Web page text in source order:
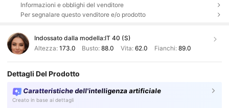
Informazioni e obblighi del venditore
Per segnalare questo venditore e/o prodotto
Indossato dalla modella:IT 40 (S)
Altezza: 173.0 Busto:88.0 Vita: 62.0 Fianchi: 89.0
Dettagli Del Prodotto
Caratteristiche dell'intelligenza artificiale
Creato in base ai dettagli